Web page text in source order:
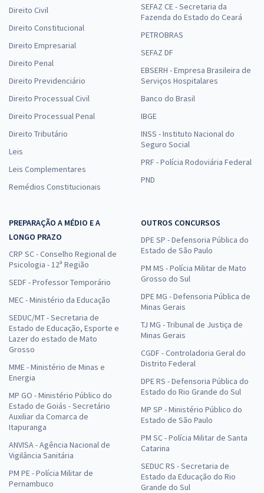
Direito Civil
Direito Constitucional
Direito Empresarial
Direito Penal
Direito Previdenciário
Direito Processual Civil
Direito Processual Penal
Direito Tributário
Leis
Leis Complementares
Remédios Constitucionais
SEFAZ CE - Secretaria da
Fazenda do Estado do Ceará
PETROBRAS
SEFAZ DF
EBSERH - Empresa Brasileira de
Serviços Hospitalares
Banco do Brasil
IBGE
INSS - Instituto Nacional do
Seguro Social
PRF - Polícia Rodoviária Federal
PND
PREPARAÇÃO A MÉDIO E A
LONGO PRAZO
CRP SC - Conselho Regional de
Psicologia - 12ª Região
SEDF - Professor Temporário
MEC - Ministério da Educação
SEDUC/MT - Secretaria de
Estado de Educação, Esporte e
Lazer do estado de Mato
Grosso
MME - Ministério de Minas e
Energia
MP GO - Ministério Público do
Estado de Goiás - Secretário
Auxiliar da Comarca de
Itapuranga
ANVISA - Agência Nacional de
Vigilância Sanitária
PM PE - Polícia Militar de
Pernambuco
OUTROS CONCURSOS
DPE SP - Defensoria Pública do
Estado de São Paulo
PM MS - Polícia Militar de Mato
Grosso do Sul
DPE MG - Defensoria Pública de
Minas Gerais
TJ MG - Tribunal de Justiça de
Minas Gerais
CGDF - Controladoria Geral do
Distrito Federal
DPE RS - Defensoria Pública do
Estado do Rio Grande do Sul
MP SP - Ministério Público do
Estado de São Paulo
PM SC - Polícia Militar de Santa
Catarina
SEDUC RS - Secretaria de
Estado da Educação do Rio
Grande do Sul